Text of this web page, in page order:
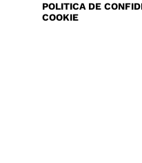
POLITICA DE
COOKIE